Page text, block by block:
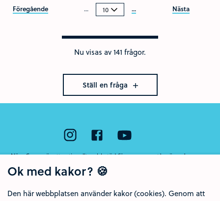
Föregående ... ... Nästa
Nu visas av 141 frågor.
Ställ en fråga
Ok med kakor? 🍪
Den här webbplatsen använder kakor (cookies). Genom att
Nära Cancer är ett nationellt webbstöd för unga som står nära någon som
Örebro län och Regionalt cancercentrum Uppsala- Örebro.